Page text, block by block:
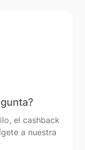
el cashback
a nuestra